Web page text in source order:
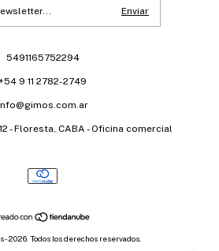
5491165752294
9 11 2782-2749
- Floresta, CABA - Oficina comercial
- 2026. Todos los derechos reservados.